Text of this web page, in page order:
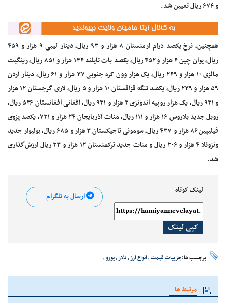
و ۶۷۴ ریال تعیین شد.
همچنین، نرخ یکصد درام ارمنستان ۸ هزار و ۹۳ ریال، دینار لیبی ۹ هزار و ۴۵۹
ریال، یوان چین ۶ هزار و ۴۵۲ ریال، یکصد
باتتایلند ۱۳۶ هزار و ۸۵۱ ریال،
رینگیت
مالزی ۱۰ هزار و ۲۶۹ ریال، یک هزار
وون
کره جنوبی ۳۷ هزار و ۶۱ ریال، دینار اردن
۵۹ هزار و ۲۳۹ ریال، یکصد تنگه قزاقستان ۱۰ هزار و ۵ ریال، لاری گرجستان ۱۲ هزار
و ۹۲۱ ریال، یک هزار روپیه اندونزی ۲ هزار و ۹۲۱ ریال، افغانی افغانستان ۵۳۶ ریال،
روبل جدید بلاروس ۱۶ هزار و ۱۱۱ ریال،
مناتآذربایجان ۲۴ هزار و ۷۲۱، یکصد
پزوی
فیلیپین ۸۶ هزار و ۴۳۷ ریال،
سومونیتاجیکستان ۳ هزار و ۶۸۵ ریال، بولیوارجدید
ونزوئلا ۴ هزار و ۲۰۶ ریال و
منات
جدید ترکمنستان ۱۲ هزار و ۲۳ ریال ارزش‌گذاری
شد.
لینک کوتاه
کپی لینک
ارسال به تلگرام
برچسب ها:جزییات قیمت،انواع ارز،دلار،یورو،
مرتبط ها